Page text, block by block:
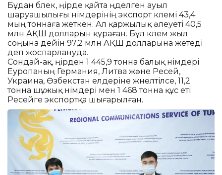
Бұдан бөлек, өңірде қайта өңделген ауыл
шаруашылығы өнімдерінің экспорт көлемі 43,4
мың тоннаға жеткен. Ал қаржылық әлеуеті 40,5
млн АҚШ долларын құраған. Бұл көлем жыл
соңына дейін 97,2 млн АҚШ долларына жетеді
деп жоспарлануда.
Сондай-ақ, өңірден 1 445,9 тонна балық өнімдері
Еуропаның Германия, Литва және Ресей,
Украина, Өзбекстан елдеріне жөнелтілсе, 11,2
тонна шұжық өнімдері мен 1 468 тонна құс еті
Ресейге экспортқа шығарылған.